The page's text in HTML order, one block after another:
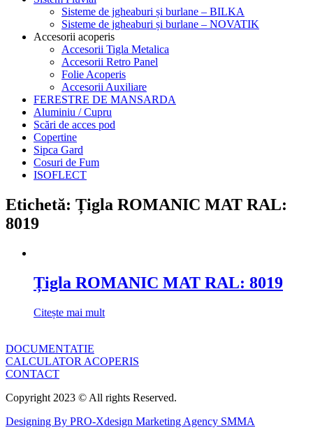
Sisteme de jgheaburi și burlane – BILKA
Sisteme de jgheaburi și burlane – NOVATIK
Accesorii acoperis
Accesorii Tigla Metalica
Accesorii Retro Panel
Folie Acoperis
Accesorii Auxiliare
FERESTRE DE MANSARDA
Aluminiu / Cupru
Scări de acces pod
Copertine
Sipca Gard
Cosuri de Fum
ISOFLECT
Etichetă: Țigla ROMANIC MAT RAL:
8019
Țigla ROMANIC MAT RAL: 8019
Citește mai mult
DOCUMENTATIE
CALCULATOR ACOPERIS
CONTACT
Copyright 2023 © All rights Reserved.
Designing By PRO-Xdesign Marketing Agency SMMA